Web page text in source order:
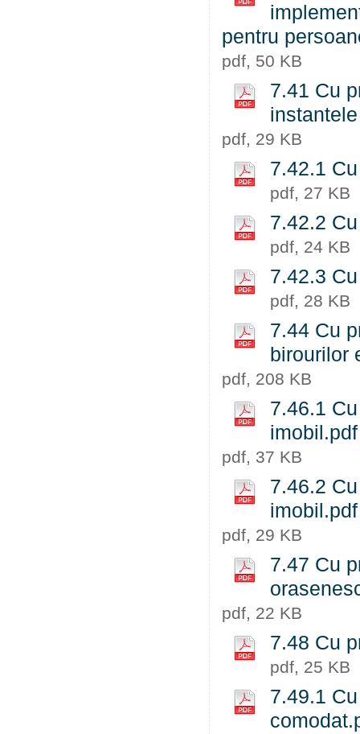
pentru
pdf, 50 KB
7.41 Cu
pdf, 29 KB
7.42.1
pdf, 27 KB
7.42.2
pdf, 24 KB
7.42.3
pdf, 28 KB
7.44 Cu
birourilor
pdf, 208 KB
7.46.1
imobil.pdf
pdf, 37 KB
7.46.2
imobil.pdf
pdf, 29 KB
7.47 Cu
pdf, 22 KB
7.48 Cu
pdf, 25 KB
7.49.1